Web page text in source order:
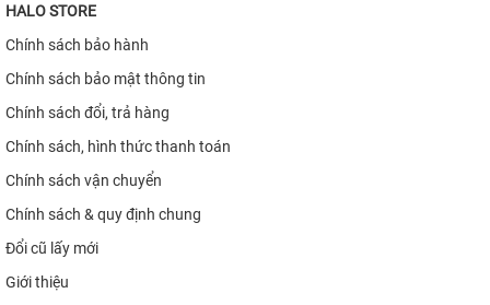
iPhone 15
iPhone 14 Pro
iPhone 14
iPhone 13
iPhone 12 Pro Max
HALO STORE
Chính sách bảo hành
Chính sách bảo mật thông tin
Chính sách đổi, trả hàng
Chính sách, hình thức thanh toán
Chính sách vận chuyển
Chính sách & quy định chung
Đổi cũ lấy mới
Giới thiệu